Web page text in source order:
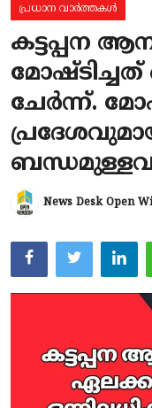
പ്രധാന വാർത്തകൾ
പ്രാദേശികം
കായികം
TOURISM
ആരോഗ്യം
സാങ്കേതിക വിദ്യ
Gallery
പ്രധാന വാർത്തകൾ
കട്ടപ്പന
മോഷ്ടിച്ചത്
ചേർന്ന്.
News Desk Open